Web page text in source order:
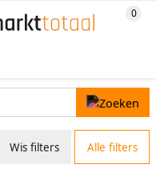
Wis filters Alle filters